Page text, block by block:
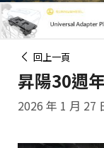
回上一頁
昇陽30週
2026 年 1 月 27